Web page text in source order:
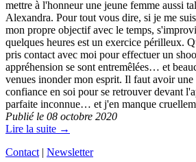
mettre à l'honneur une jeune femme aussi
Alexandra. Pour tout vous dire, si je me
mon propre objectif avec le temps,
quelques heures est un exercice périlleux.
pris contact avec moi pour effectuer un
appréhension se sont entremêlées… et
venues inonder mon esprit. Il faut avoir une
confiance en soi pour se retrouver devant
parfaite inconnue… et j'en manque
Publié le 08 octobre 2020
Lire la suite →
Contact | Newsletter